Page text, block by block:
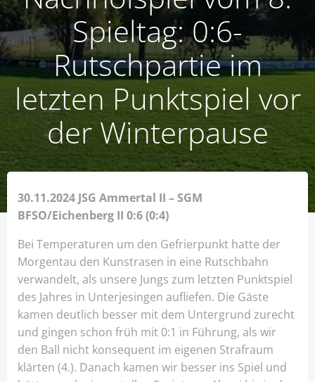
Spieltag: 0:6-
Rutschpartie im
letzten Punktspiel vor
der Winterpause
30.11.2024 JSG Ammertal II – SGM
BFSO/Eichenberg II 0:6 (0:4)
Bei Temperaturen um den Gefrierpunkt hatte der
Morgentau den Kunstrasen in eine Rutschbahn
verwandelt, als unsere Jungs zum letzten Punktspiel
des Jahres in Unterjesingen aufliefen. Die Gäste
kamen deutlich besser mit dem Untergrund zurecht
und gingen schon früh mit 0:1 in Führung, als wir
den Ball nicht konsequent im eigenen Strafraum
klärten (4.). Danach kamen wir besser ins Spiel und